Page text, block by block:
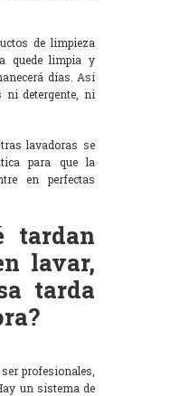
de limpieza
quede limpia y
días. Así
ni detergente, ni
lavadoras se
para que la
en perfectas
tardan
lavar,
tarda
profesionales,
un sistema de